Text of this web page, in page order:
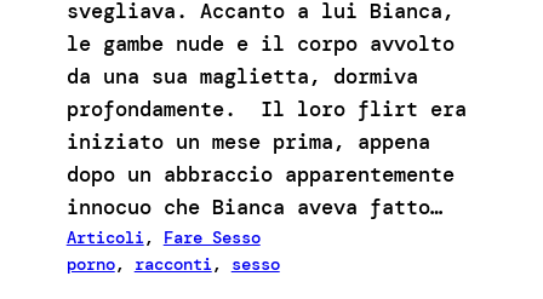
svegliava. Accanto a lui Bianca,
le gambe nude e il corpo avvolto
da una sua maglietta, dormiva
profondamente. Il loro flirt era
iniziato un mese prima, appena
dopo un abbraccio apparentemente
innocuo che Bianca aveva fatto…
Articoli, Fare Sesso
porno, racconti, sesso